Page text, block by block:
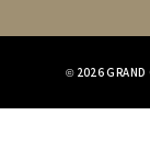
©2026 GRAND